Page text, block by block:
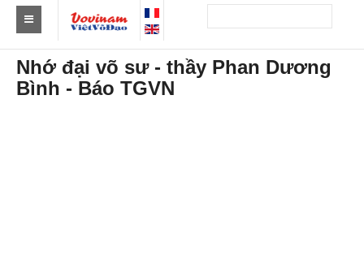
Tìm Clb Vovinam
Châu Á
Nhớ đại võ sư - thầy Phan Dương
Bình - Báo TGVN